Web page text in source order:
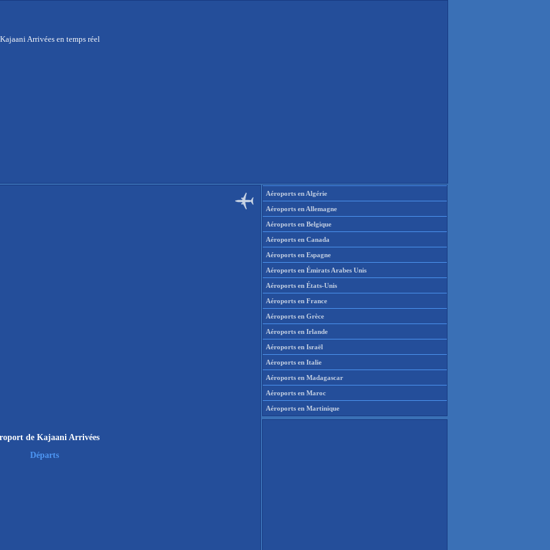
Arrivées en temps réel
de Kajaani Arrivées
Départs
Aéroports en Algérie
Aéroports en Allemagne
Aéroports en Belgique
Aéroports en Canada
Aéroports en Espagne
Aéroports en Émirats Arabes Unis
Aéroports en États-Unis
Aéroports en France
Aéroports en Grèce
Aéroports en Irlande
Aéroports en Israël
Aéroports en Italie
Aéroports en Madagascar
Aéroports en Maroc
Aéroports en Martinique